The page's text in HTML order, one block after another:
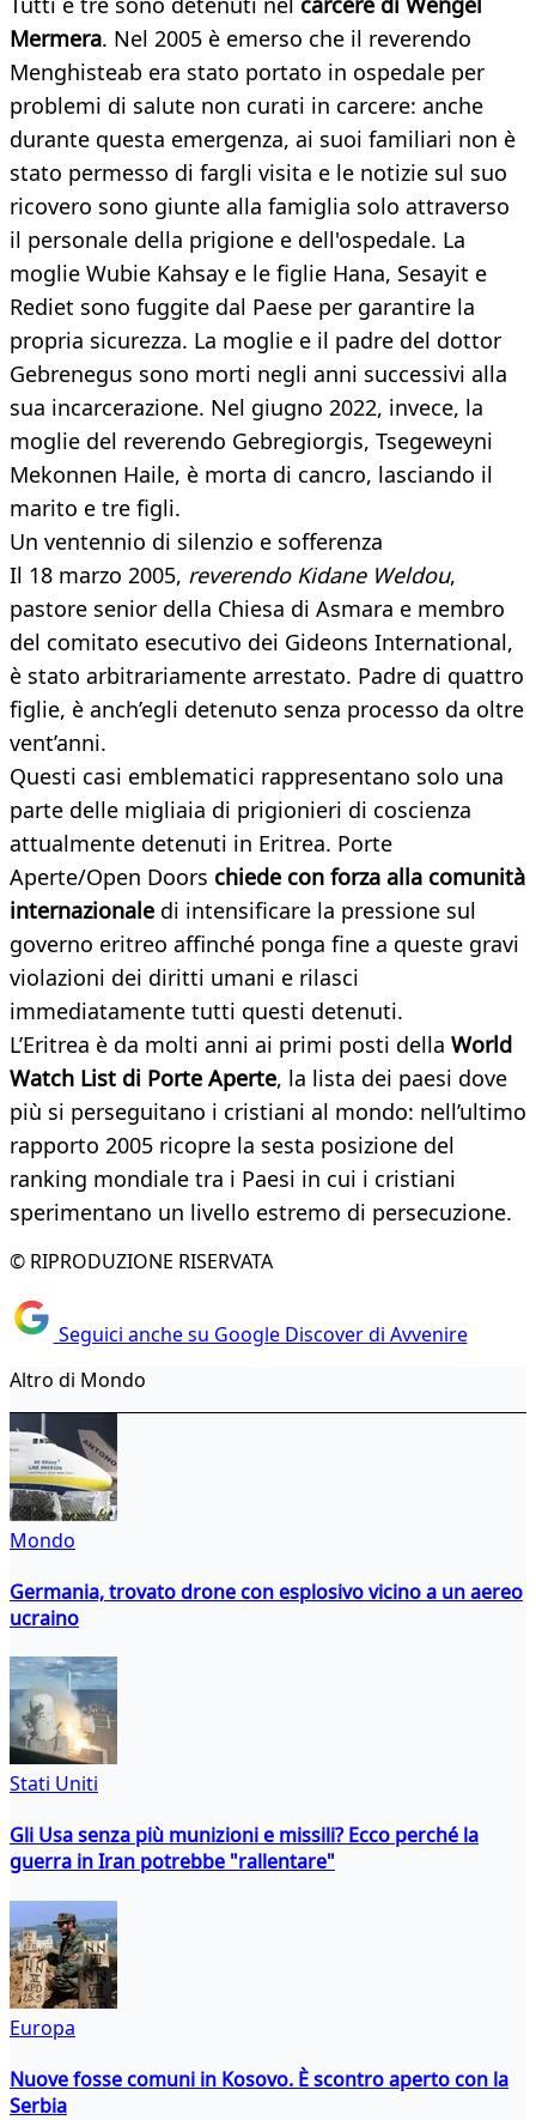
Mermera. Nel 2005 è emerso che il reverendo
Menghisteab era stato portato in ospedale per
problemi di salute non curati in carcere: anche
durante questa emergenza, ai suoi familiari non è
stato permesso di fargli visita e le notizie sul suo
ricovero sono giunte alla famiglia solo attraverso
il personale della prigione e dell'ospedale. La
moglie Wubie Kahsay e le figlie Hana, Sesayit e
Rediet sono fuggite dal Paese per garantire la
propria sicurezza. La moglie e il padre del dottor
Gebrenegus sono morti negli anni successivi alla
sua incarcerazione. Nel giugno 2022, invece, la
moglie del reverendo Gebregiorgis, Tsegeweyni
Mekonnen Haile, è morta di cancro, lasciando il
marito e tre figli.
Un ventennio di silenzio e sofferenza
Il 18 marzo 2005, reverendo Kidane Weldou,
pastore senior della Chiesa di Asmara e membro
del comitato esecutivo dei Gideons International,
è stato arbitrariamente arrestato. Padre di quattro
figlie, è anch’egli detenuto senza processo da oltre
vent’anni.
Questi casi emblematici rappresentano solo una
parte delle migliaia di prigionieri di coscienza
attualmente detenuti in Eritrea. Porte
Aperte/Open Doors chiede con forza alla comunità
internazionale di intensificare la pressione sul
governo eritreo affinché ponga fine a queste gravi
violazioni dei diritti umani e rilasci
immediatamente tutti questi detenuti.
L’Eritrea è da molti anni ai primi posti della World
Watch List di Porte Aperte, la lista dei paesi dove
più si perseguitano i cristiani al mondo: nell’ultimo
rapporto 2005 ricopre la sesta posizione del
ranking mondiale tra i Paesi in cui i cristiani
sperimentano un livello estremo di persecuzione.
© RIPRODUZIONE RISERVATA
Seguici anche su Google Discover di Avvenire
Altro di Mondo
Mondo
Germania, trovato drone con esplosivo vicino a un aereo
ucraino
Stati Uniti
Gli Usa senza più munizioni e missili? Ecco perché la
guerra in Iran potrebbe "rallentare"
Europa
Nuove fosse comuni in Kosovo. È scontro aperto con la
Serbia